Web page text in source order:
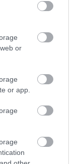
or
or app.
az árak
az ingatlanpiacon -